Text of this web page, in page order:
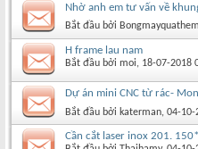
Nhờ anh em tư vấn về
Bắt đầu bởi Bongmayquathem
H frame lau nam
Bắt đầu bởi moi‎, 18-07-2018
Dự án mini CNC từ rác-
Bắt đầu bởi katerman‎, 04-10-
Cần cắt laser inox 201.